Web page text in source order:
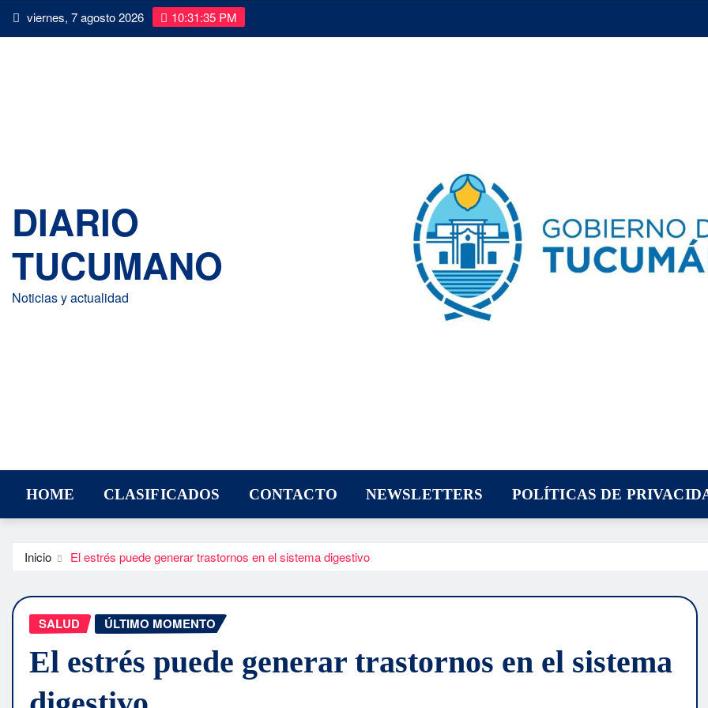
Saltar viernes, 7 agosto 2026 10:31:36 PM
DIARIO
TUCUMANO
Noticias y actualidad
HOME CLASIFICADOS CONTACTO NEWSLETTERS POLÍTICAS DE
Inicio El estrés puede generar trastornos en el sistema digestivo
SALUD ÚLTIMO MOMENTO
El estrés puede generar trastornos en el sistema